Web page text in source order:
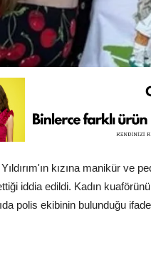
kızına manikür ve
iddia edildi. Kadın
polis ekibinin bulunduğu